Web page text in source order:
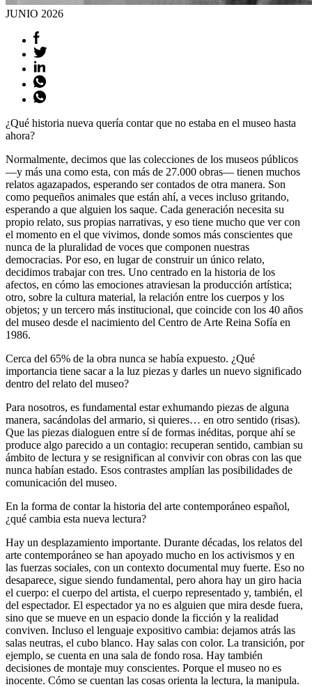
JUNIO 2026
¿Qué historia nueva quería contar que no estaba en el museo hasta
ahora?
Normalmente, decimos que las colecciones de los museos públicos
—y más una como esta, con más de 27.000 obras— tienen muchos
relatos agazapados, esperando ser contados de otra manera. Son
como pequeños animales que están ahí, a veces incluso gritando,
esperando a que alguien los saque. Cada generación necesita su
propio relato, sus propias narrativas, y eso tiene mucho que ver con
el momento en el que vivimos, donde somos más conscientes que
nunca de la pluralidad de voces que componen nuestras
democracias. Por eso, en lugar de construir un único relato,
decidimos trabajar con tres. Uno centrado en la historia de los
afectos, en cómo las emociones atraviesan la producción artística;
otro, sobre la cultura material, la relación entre los cuerpos y los
objetos; y un tercero más institucional, que coincide con los 40 años
del museo desde el nacimiento del Centro de Arte Reina Sofía en
1986.
Cerca del 65% de la obra nunca se había expuesto. ¿Qué
importancia tiene sacar a la luz piezas y darles un nuevo significado
dentro del relato del museo?
Para nosotros, es fundamental estar exhumando piezas de alguna
manera, sacándolas del armario, si quieres… en otro sentido (risas).
Que las piezas dialoguen entre sí de formas inéditas, porque ahí se
produce algo parecido a un contagio: recuperan sentido, cambian su
ámbito de lectura y se resignifican al convivir con obras con las que
nunca habían estado. Esos contrastes amplían las posibilidades de
comunicación del museo.
En la forma de contar la historia del arte contemporáneo español,
¿qué cambia esta nueva lectura?
Hay un desplazamiento importante. Durante décadas, los relatos del
arte contemporáneo se han apoyado mucho en los activismos y en
las fuerzas sociales, con un contexto documental muy fuerte. Eso no
desaparece, sigue siendo fundamental, pero ahora hay un giro hacia
el cuerpo: el cuerpo del artista, el cuerpo representado y, también, el
del espectador. El espectador ya no es alguien que mira desde fuera,
sino que se mueve en un espacio donde la ficción y la realidad
conviven. Incluso el lenguaje expositivo cambia: dejamos atrás las
salas neutras, el cubo blanco. Hay salas con color. La transición, por
ejemplo, se cuenta en una sala de fondo rosa. Hay también
decisiones de montaje muy conscientes. Porque el museo no es
inocente. Cómo se cuentan las cosas orienta la lectura, la manipula.